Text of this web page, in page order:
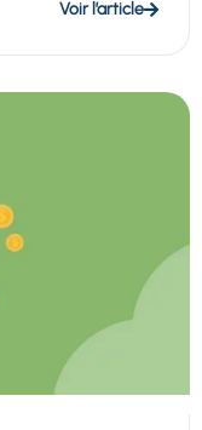
Voir l’article